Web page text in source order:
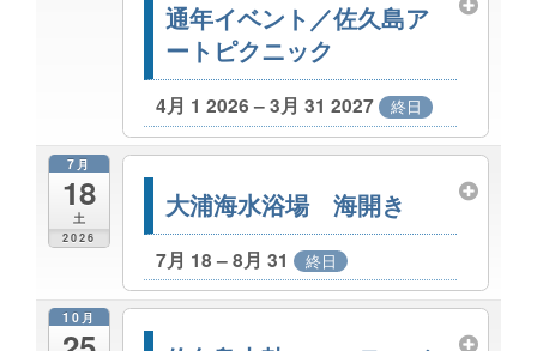
通年イベント／佐久島ア
ートピクニック
4月 1 2026 – 3月 31 2027 終日
7月
18
土
2026
大浦海水浴場 海開き
7月 18 – 8月 31 終日
10月